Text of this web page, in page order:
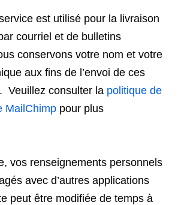
est utilisé pour la livraison
courriel et de bulletins
conservons votre nom et votre
aux fins de l’envoi de ces
Veuillez consulter la politique de
MailChimp pour plus
vos renseignements personnels
avec d’autres applications
peut être modifiée de temps à